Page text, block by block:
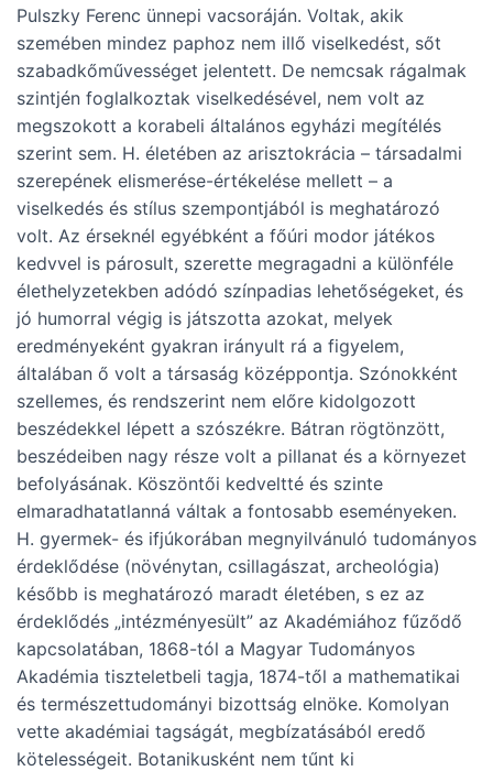
Pulszky Ferenc ünnepi vacsoráján. Voltak, akik
szemében mindez paphoz nem illő viselkedést, sőt
szabadkőművességet jelentett. De nemcsak rágalmak
szintjén foglalkoztak viselkedésével, nem volt az
megszokott a korabeli általános egyházi megítélés
szerint sem. H. életében az arisztokrácia – társadalmi
szerepének elismerése-értékelése mellett – a
viselkedés és stílus szempontjából is meghatározó
volt. Az érseknél egyébként a főúri modor játékos
kedvvel is párosult, szerette megragadni a különféle
élethelyzetekben adódó színpadias lehetőségeket, és
jó humorral végig is játszotta azokat, melyek
eredményeként gyakran irányult rá a figyelem,
általában ő volt a társaság középpontja. Szónokként
szellemes, és rendszerint nem előre kidolgozott
beszédekkel lépett a szószékre. Bátran rögtönzött,
beszédeiben nagy része volt a pillanat és a környezet
befolyásának. Köszöntői kedveltté és szinte
elmaradhatatlanná váltak a fontosabb eseményeken.
H. gyermek- és ifjúkorában megnyilvánuló tudományos
érdeklődése (növénytan, csillagászat, archeológia)
később is meghatározó maradt életében, s ez az
érdeklődés „intézményesült” az Akadémiához fűződő
kapcsolatában, 1868-tól a Magyar Tudományos
Akadémia tiszteletbeli tagja, 1874-től a mathematikai
és természettudományi bizottság elnöke. Komolyan
vette akadémiai tagságát, megbízatásából eredő
kötelességeit. Botanikusként nem tűnt ki